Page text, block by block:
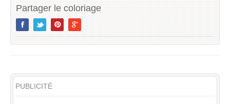
Partager le coloriage
PUBLICITÉ